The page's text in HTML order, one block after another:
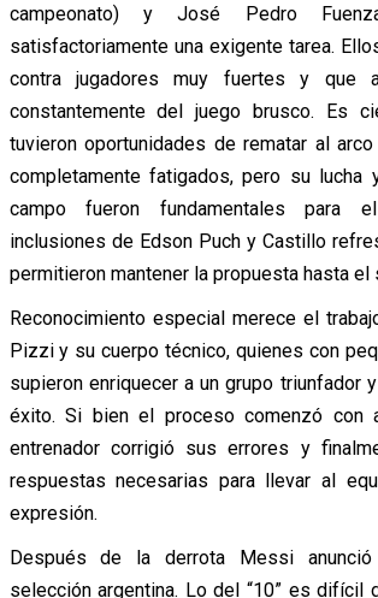
campeonato) y José Pedro
satisfactoriamente una exigente tarea.
contra jugadores muy fuertes y que
constantemente del juego brusco. Es
tuvieron oportunidades de rematar al
completamente fatigados, pero su lucha
campo fueron fundamentales para
inclusiones de Edson Puch y Castillo
permitieron mantener la propuesta hasta el
Reconocimiento especial merece el
Pizzi y su cuerpo técnico, quienes con
supieron enriquecer a un grupo triunfador
éxito. Si bien el proceso comenzó con
entrenador corrigió sus errores y
respuestas necesarias para llevar al
expresión.
Después de la derrota Messi
selección argentina. Lo del “10” es difícil